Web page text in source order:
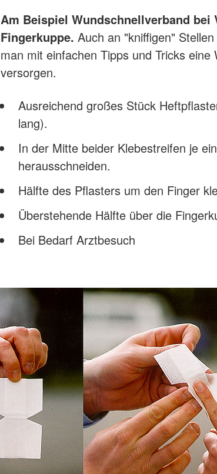
Am Beispiel Wundschnellverband bei
Fingerkuppe. Auch an "kniffigen"
man mit einfachen Tipps und Tricks
versorgen.
Ausreichend großes Stück
lang).
In der Mitte beider Klebestreifen je
herausschneiden.
Hälfte des Pflasters um den Finger
Überstehende Hälfte über die
Bei Bedarf Arztbesuch